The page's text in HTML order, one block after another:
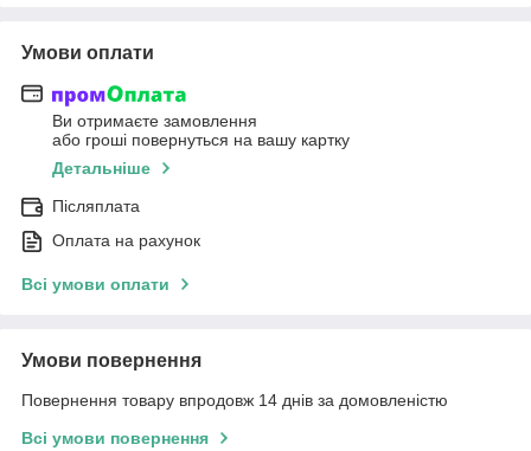
Умови оплати
Ви отримаєте замовлення
або гроші повернуться на вашу картку
Детальніше
Післяплата
Оплата на рахунок
Всі умови оплати
Умови повернення
Повернення товару впродовж 14 днів за домовленістю
Всі умови повернення